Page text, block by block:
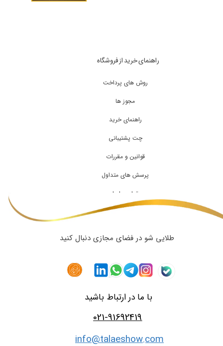
روش های پرداخت
مجوز ها
راهنمای خرید
چت پشتیبانی
قوانین و مقررات
پرسش های متداول
تماس با ما
راهنمای خرید از فروشگاه
طلایی شو در فضای مجازی دنبال کنید
021-91692419
info@talaeshow.com
با ما در ارتباط باشید